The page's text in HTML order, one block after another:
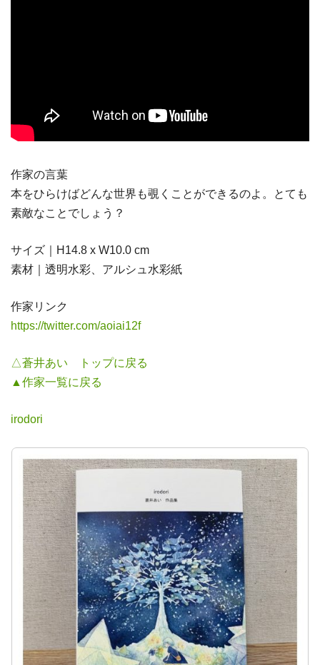
作家の言葉
本をひらけばどんな世界も覗くことができるのよ。とても
素敵なことでしょう？
サイズ｜H14.8 x W10.0 cm
素材｜透明水彩、アルシュ水彩紙
作家リンク
https://twitter.com/aoiai12f
△蒼井あい トップに戻る
▲作家一覧に戻る
irodori